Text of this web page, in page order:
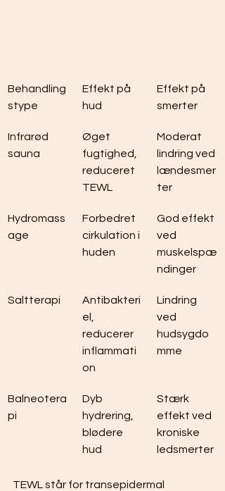
Behandling
stype
Effekt på
hud
Effekt på
smerter
Infrarød
sauna
Øget
fugtighed,
reduceret
TEWL
Moderat
lindring ved
lændesmer
ter
Hydromass
age
Forbedret
cirkulation i
huden
God effekt
ved
muskelspæ
ndinger
Saltterapi
Antibakteri
el,
reducerer
inflammati
on
Lindring
ved
hudsygdo
mme
Balneotera
pi
Dyb
hydrering,
blødere
hud
Stærk
effekt ved
kroniske
ledsmerter
TEWL står for transepidermal